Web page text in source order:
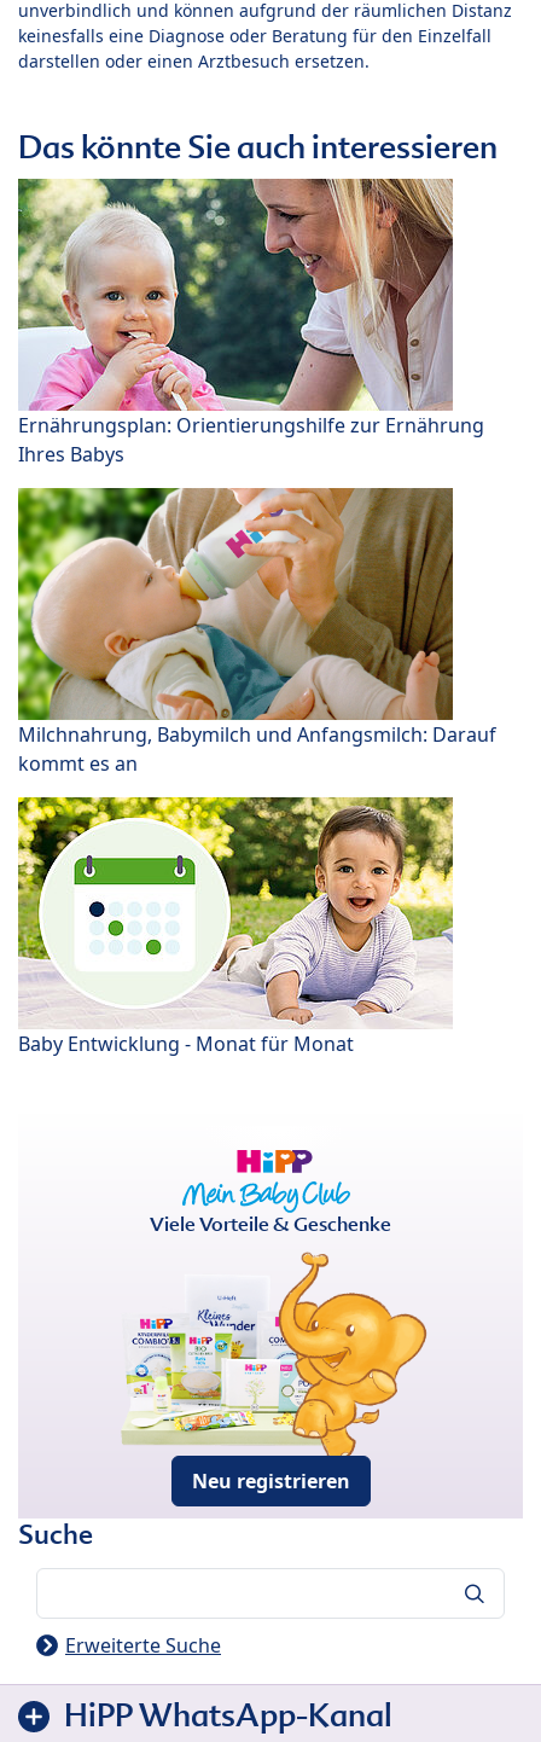
unverbindlich und können aufgrund der räumlichen Distanz
keinesfalls eine Diagnose oder Beratung für den Einzelfall
darstellen oder einen Arztbesuch ersetzen.
Das könnte Sie auch interessieren
Ernährungsplan: Orientierungshilfe zur Ernährung
Ihres Babys
Milchnahrung, Babymilch und Anfangsmilch: Darauf
kommt es an
Baby Entwicklung - Monat für Monat
Viele Vorteile & Geschenke
Neu registrieren
Suche
Erweiterte Suche
HiPP WhatsApp-Kanal